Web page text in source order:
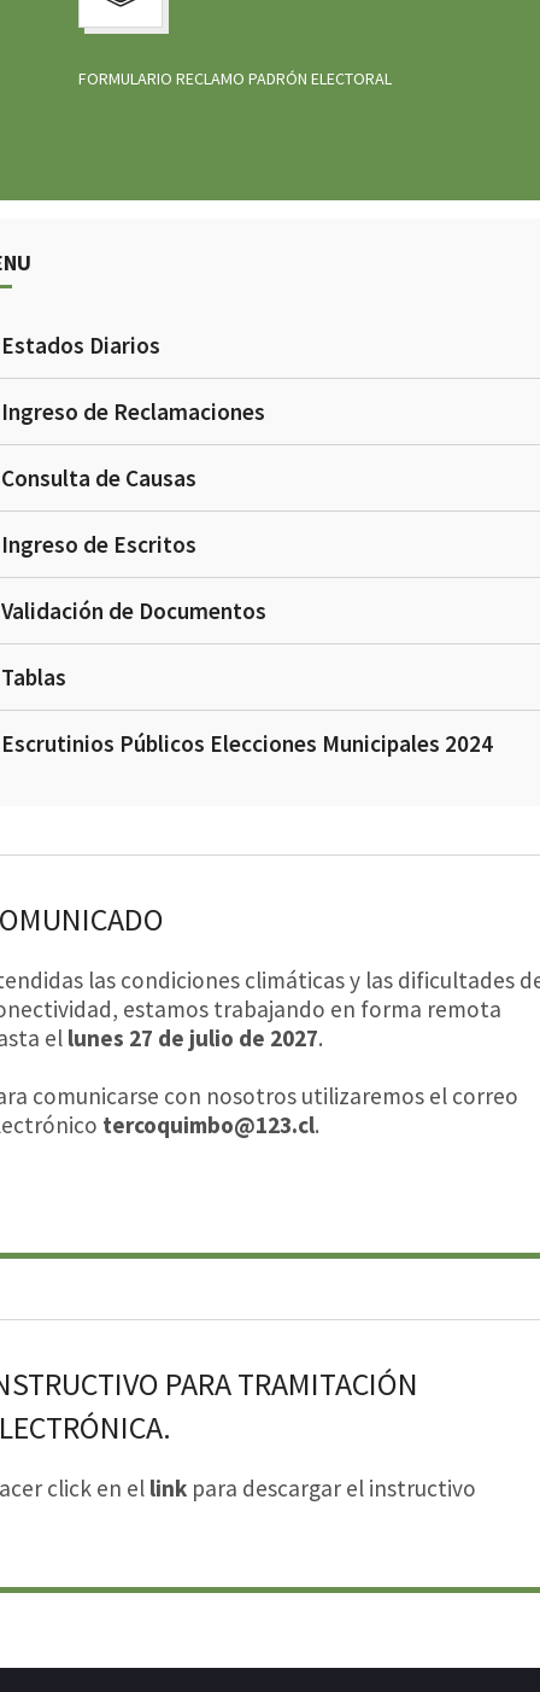
FORMULARIO RECLAMO PADRÓN ELECTORAL
Estados Diarios
Ingreso de Reclamaciones
Consulta de Causas
Ingreso de Escritos
Validación de Documentos
Tablas
Escrutinios Públicos Elecciones Municipales 2024
las condiciones climáticas y las dificultades
estamos trabajando en forma remota
el lunes 27 de julio de 2027.
comunicarse con nosotros utilizaremos el correo
tercoquimbo@123.cl.
PARA TRAMITACIÓN
click en el link para descargar el instructivo